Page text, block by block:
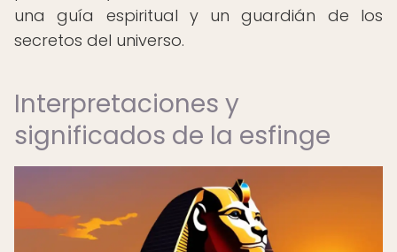
una guía espiritual y un guardián de los
secretos del universo.
Interpretaciones y
significados de la esfinge